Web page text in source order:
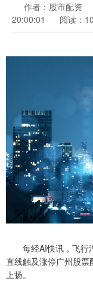
作者：股市配资
20:00:01
阅读：
每经AI快讯，飞行
直线触及涨停广州股
上扬。